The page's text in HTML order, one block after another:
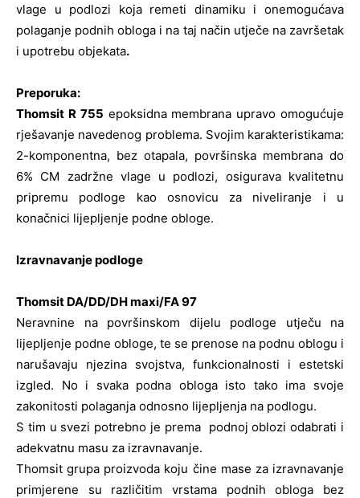
vlage u podlozi koja remeti dinamiku i onemogućava
polaganje podnih obloga i na taj način utječe na završetak
i upotrebu objekata.
Preporuka:
Thomsit R 755 epoksidna membrana upravo omogućuje
rješavanje navedenog problema. Svojim karakteristikama:
2-komponentna, bez otapala, površinska membrana do
6% CM zadržne vlage u podlozi, osigurava kvalitetnu
pripremu podloge kao osnovicu za niveliranje i u
konačnici lijepljenje podne obloge.
Izravnavanje podloge
Thomsit DA/DD/DH maxi/FA 97
Neravnine na površinskom dijelu podloge utječu na
lijepljenje podne obloge, te se prenose na podnu oblogu i
narušavaju njezina svojstva, funkcionalnosti i estetski
izgled. No i svaka podna obloga isto tako ima svoje
zakonitosti polaganja odnosno lijepljenja na podlogu.
S tim u svezi potrebno je prema podnoj oblozi odabrati i
adekvatnu masu za izravnavanje.
Thomsit grupa proizvoda koju čine mase za izravnavanje
primjerene su različitim vrstama podnih obloga bez